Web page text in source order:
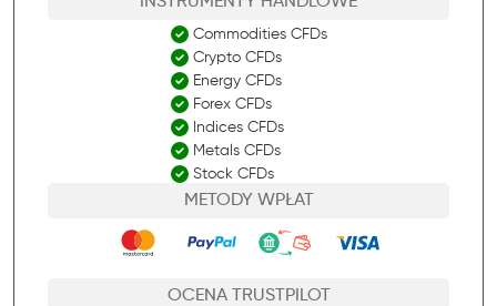
Commodities CFDs
Crypto CFDs
Energy CFDs
Forex CFDs
Indices CFDs
Metals CFDs
Stock CFDs
METODY WPŁAT
OCENA TRUSTPILOT